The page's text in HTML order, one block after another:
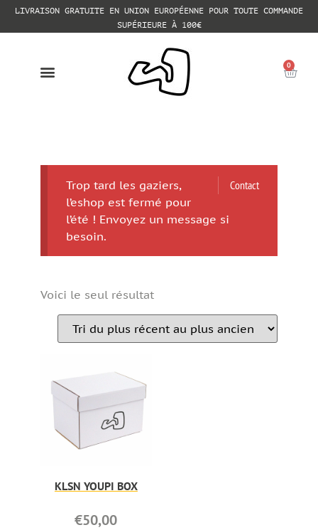
LIVRAISON GRATUITE EN UNION EUROPÉENNE POUR TOUTE COMMANDE
SUPÉRIEURE À 100€
0
Contact
Trop tard les gaziers,
l’eshop est fermé pour
l’été ! Envoyez un message si
besoin.
Voici le seul résultat
KLSN YOUPI BOX
€50,00